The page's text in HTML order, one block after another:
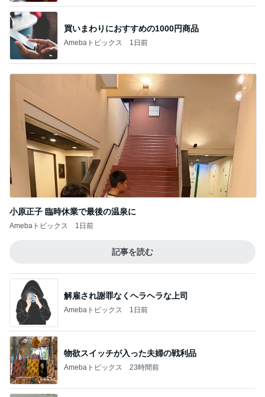
買いまわりにおすすめの1000円商品
Amebaトピックス 1日前
小原正子 臨時休業で最後の温泉に
Amebaトピックス 1日前
記事を読む
解雇され謝罪なくヘラヘラな上司
Amebaトピックス 1日前
物欲スイッチが入った夫婦の戦利品
Amebaトピックス 23時間前